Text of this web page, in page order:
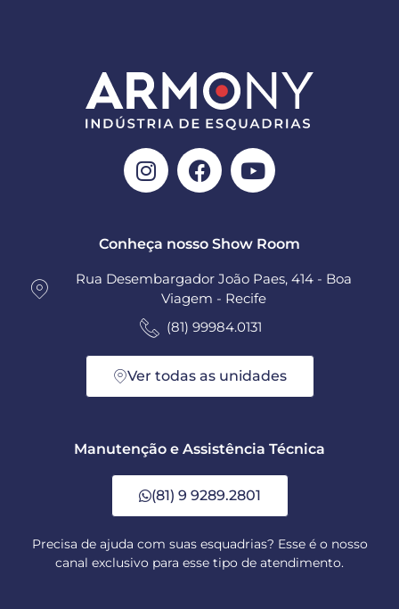
Conheça nosso Show Room
Rua Desembargador João Paes, 414 - Boa
Viagem - Recife
(81) 99984.0131
Ver todas as unidades
Manutenção e Assistência Técnica
(81) 9 9289.2801
Precisa de ajuda com suas esquadrias? Esse é o nosso
canal exclusivo para esse tipo de atendimento.